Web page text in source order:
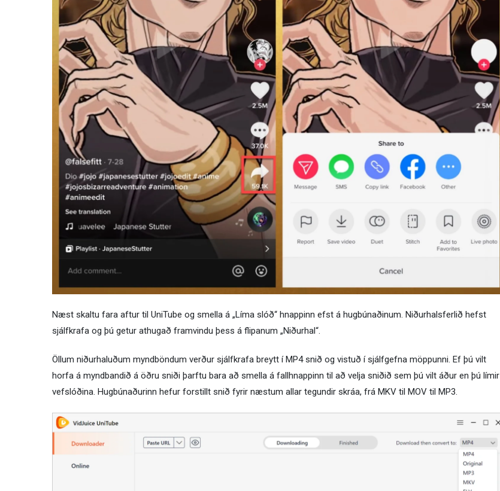
Næst skaltu fara aftur til UniTube og smella á „Líma slóð“ hnappinn efst á hugbúnaðinum. Niðurhalsferlið hefst
sjálfkrafa og þú getur athugað framvindu þess á flipanum „Niðurhal“.
Öllum niðurhaluðum myndböndum verður sjálfkrafa breytt í MP4 snið og vistuð í sjálfgefna möppunni. Ef þú vilt
horfa á myndbandið á öðru sniði þarftu bara að smella á fallhnappinn til að velja sniðið sem þú vilt áður en þú límir
vefslóðina. Hugbúnaðurinn hefur forstillt snið fyrir næstum allar tegundir skráa, frá MKV til MOV til MP3.